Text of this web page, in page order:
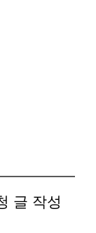
글 작성